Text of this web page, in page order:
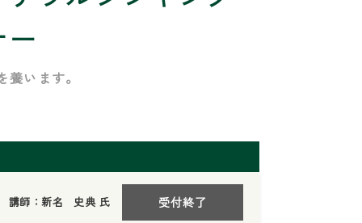
います。
講師：新名 史典 氏 受付終了